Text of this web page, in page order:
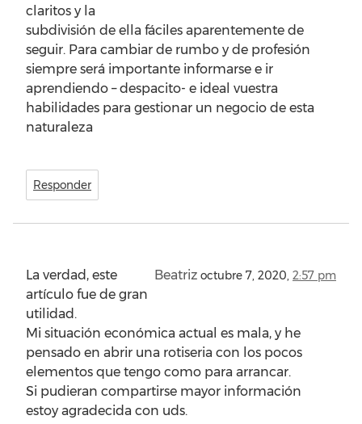
claritos y la
subdivisión de ella fáciles aparentemente de
seguir. Para cambiar de rumbo y de profesión
siempre será importante informarse e ir
aprendiendo – despacito- e ideal vuestra
habilidades para gestionar un negocio de esta
naturaleza
Responder
Beatriz octubre 7, 2020, 2:57 pm
La verdad, este
artículo fue de gran
utilidad.
Mi situación económica actual es mala, y he
pensado en abrir una rotiseria con los pocos
elementos que tengo como para arrancar.
Si pudieran compartirse mayor información
estoy agradecida con uds.